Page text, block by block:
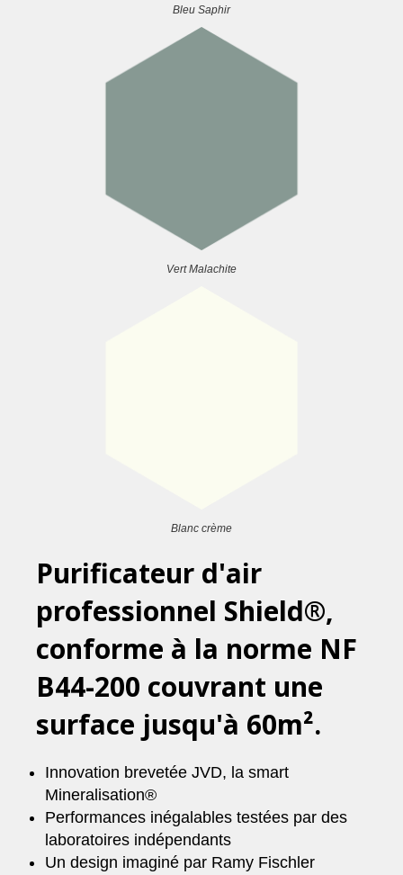
Bleu Saphir
Vert Malachite
Blanc crème
Purificateur d'air
professionnel Shield®,
conforme à la norme NF
B44-200 couvrant une
surface jusqu'à 60m².
Innovation brevetée JVD, la smart
Mineralisation®
Performances inégalables testées par des
laboratoires indépendants
Un design imaginé par Ramy Fischler